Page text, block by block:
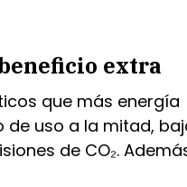
extra
que más energía
de uso a la mitad,
de CO₂.